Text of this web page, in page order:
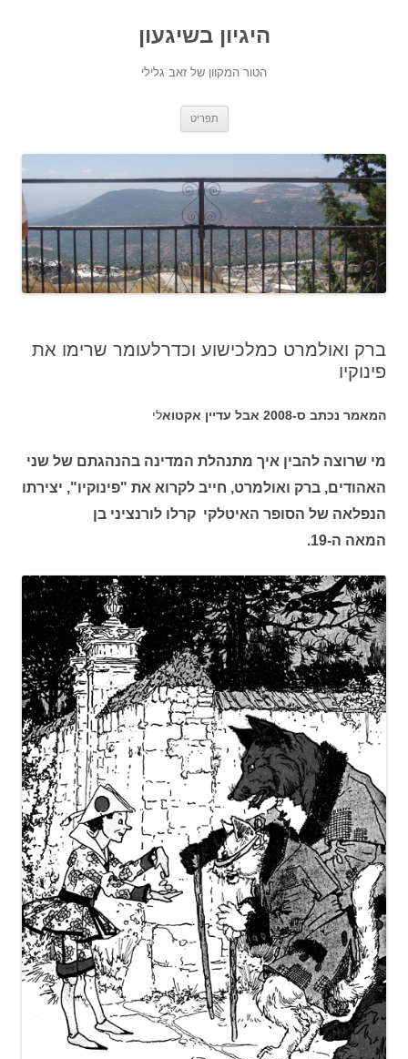
היגיון בשיגעון
הטור המקוון של זאב גלילי
תפריט
ברק ואולמרט כמלכישוע וכדרלעומר שרימו את
פינוקיו
המאמר נכתב ס-2008 אבל עדיין אקטוא לי
מי שרוצה להבין איך מתנהלת המדינה בהנהגתם של שני
האהודים, ברק ואולמרט, חייב לקרוא את "פינוקיו", יצירתו
הנפלאה של הסופר האיטלקי קרלו לורנציני בן
המאה ה-19.